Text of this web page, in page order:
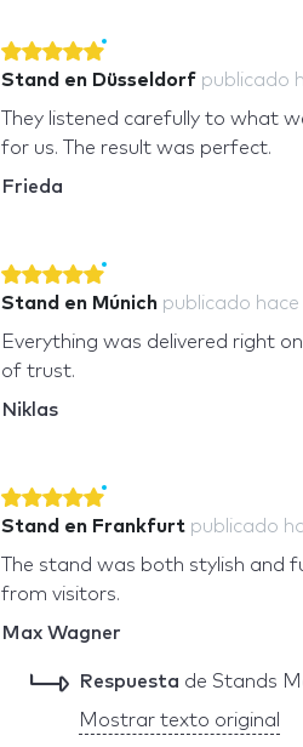
Stand en Düsseldorf publicado
They listened carefully to what
for us. The result was perfect.
Frieda
Stand en Múnich publicado
Everything was delivered right
of trust.
Niklas
Stand en Frankfurt publicado
The stand was both stylish and
from visitors.
Max Wagner
Respuesta de Stands
Mostrar texto original